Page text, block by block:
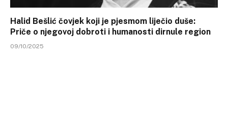
Halid Bešlić čovjek koji je pjesmom liječio duše:
Priče o njegovoj dobroti i humanosti dirnule region
09/10/2025